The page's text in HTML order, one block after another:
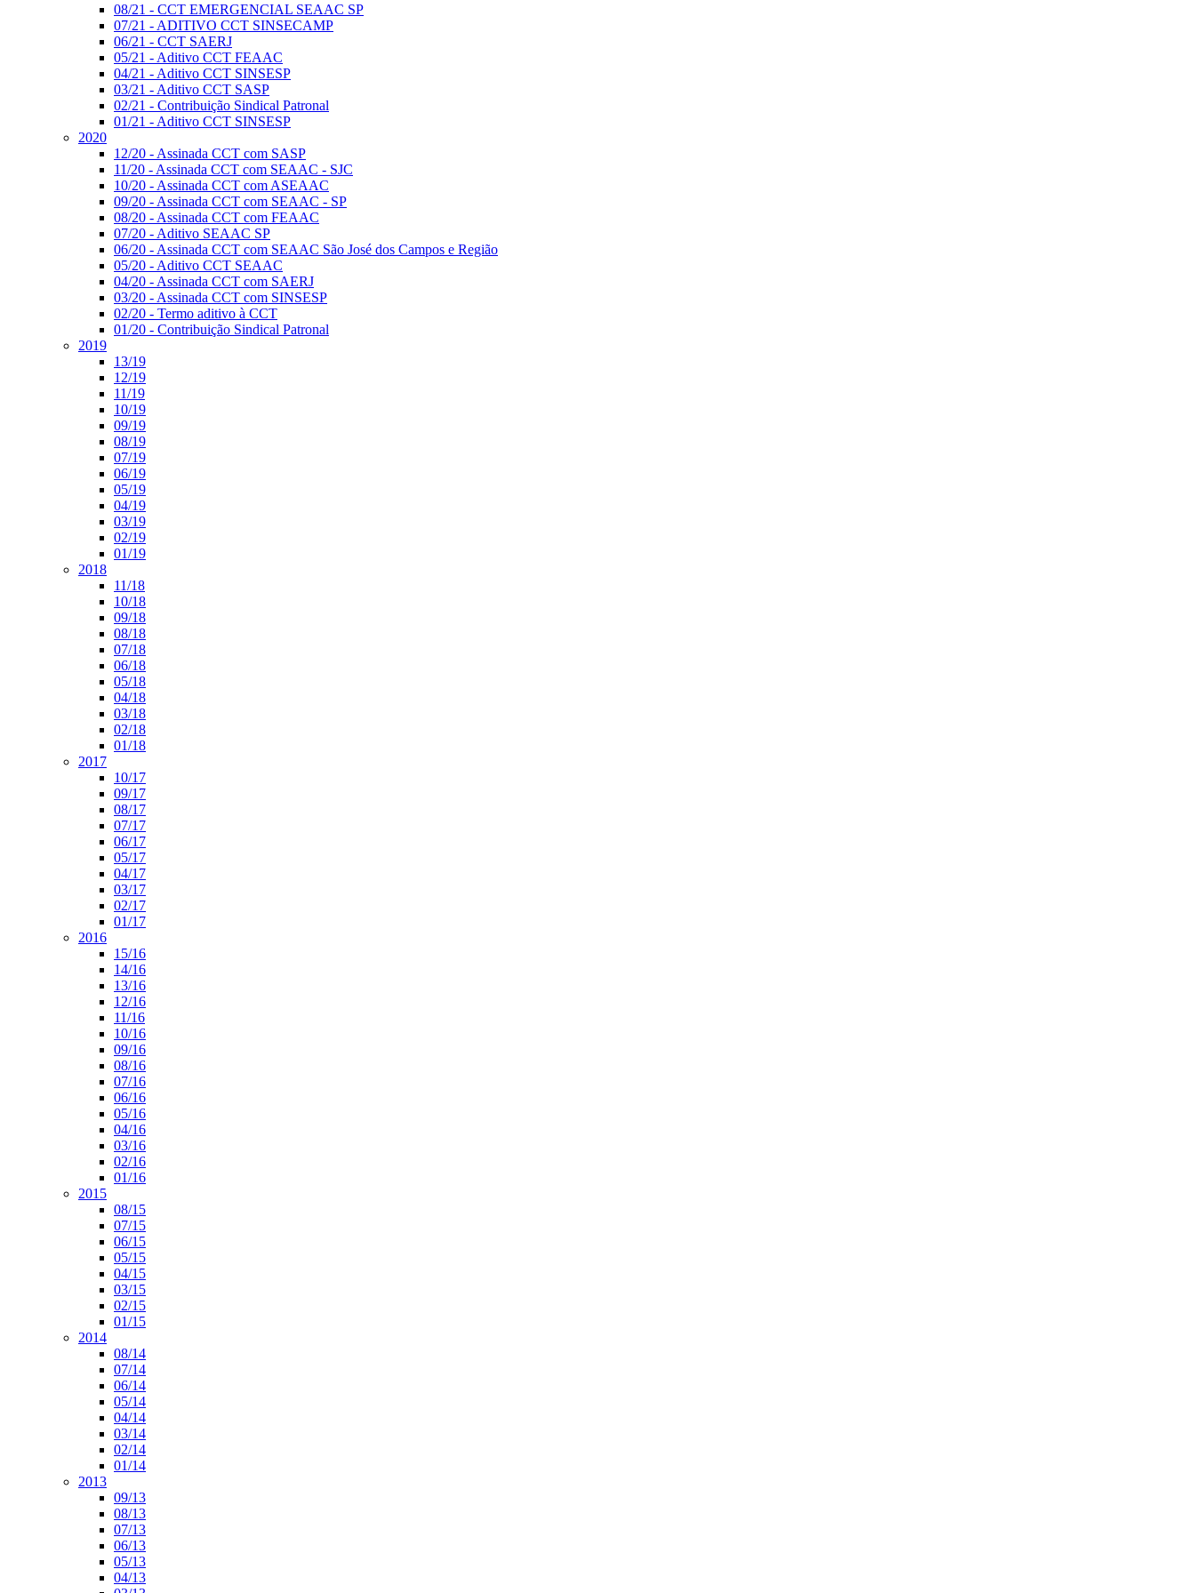
08/21 - CCT EMERGENCIAL SEAAC SP
07/21 - ADITIVO CCT SINSECAMP
06/21 - CCT SAERJ
05/21 - Aditivo CCT FEAAC
04/21 - Aditivo CCT SINSESP
03/21 - Aditivo CCT SASP
02/21 - Contribuição Sindical Patronal
01/21 - Aditivo CCT SINSESP
2020
12/20 - Assinada CCT com SASP
11/20 - Assinada CCT com SEAAC - SJC
10/20 - Assinada CCT com ASEAAC
09/20 - Assinada CCT com SEAAC - SP
08/20 - Assinada CCT com FEAAC
07/20 - Aditivo SEAAC SP
06/20 - Assinada CCT com SEAAC São José dos Campos e Região
05/20 - Aditivo CCT SEAAC
04/20 - Assinada CCT com SAERJ
03/20 - Assinada CCT com SINSESP
02/20 - Termo aditivo à CCT
01/20 - Contribuição Sindical Patronal
2019
13/19
12/19
11/19
10/19
09/19
08/19
07/19
06/19
05/19
04/19
03/19
02/19
01/19
2018
11/18
10/18
09/18
08/18
07/18
06/18
05/18
04/18
03/18
02/18
01/18
2017
10/17
09/17
08/17
07/17
06/17
05/17
04/17
03/17
02/17
01/17
2016
15/16
14/16
13/16
12/16
11/16
10/16
09/16
08/16
07/16
06/16
05/16
04/16
03/16
02/16
01/16
2015
08/15
07/15
06/15
05/15
04/15
03/15
02/15
01/15
2014
08/14
07/14
06/14
05/14
04/14
03/14
02/14
01/14
2013
09/13
08/13
07/13
06/13
05/13
04/13